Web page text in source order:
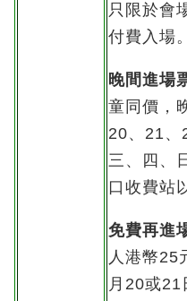
只限於會
付費入場。
晚間進場
童同價，
20、21、
三、四、
口收費站
免費再進
人港幣25
月20或21